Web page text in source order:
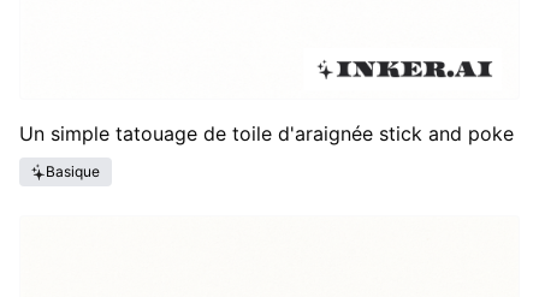
Un simple tatouage de toile d'araignée stick and poke
Basique